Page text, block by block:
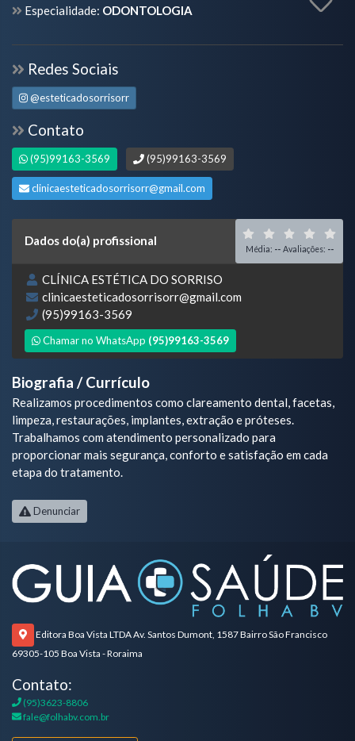
Especialidade: ODONTOLOGIA
Redes Sociais
@esteticadosorrisorr
Contato
(95)99163-3569 (95)99163-3569
clinicaesteticadosorrisorr@gmail.com
Dados do(a) profissional
Média: -- Avaliações: --
CLÍNICA ESTÉTICA DO SORRISO
clinicaesteticadosorrisorr@gmail.com
(95)99163-3569
Chamar no WhatsApp (95)99163-3569
Biografia / Currículo
Realizamos procedimentos como clareamento dental, facetas,
limpeza, restaurações, implantes, extração e próteses.
Trabalhamos com atendimento personalizado para
proporcionar mais segurança, conforto e satisfação em cada
etapa do tratamento.
Denunciar
Editora Boa Vista LTDA Av. Santos Dumont, 1587 Bairro São Francisco
69305-105 Boa Vista - Roraima
Contato:
(95)3623-8806
fale@folhabv.com.br